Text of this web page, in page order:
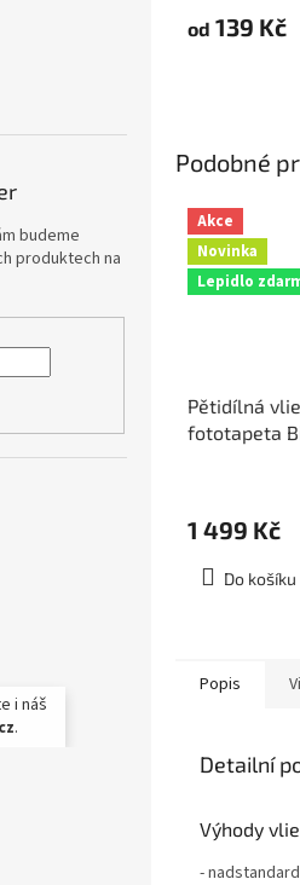
budeme
produktech na
i náš
.
od 139 Kč
Podobné
Akce
Novinka
Lepidlo
Pětidílná
fototapeta
1 499 Kč
Do košíku
Popis
Detailní
Výhody
-